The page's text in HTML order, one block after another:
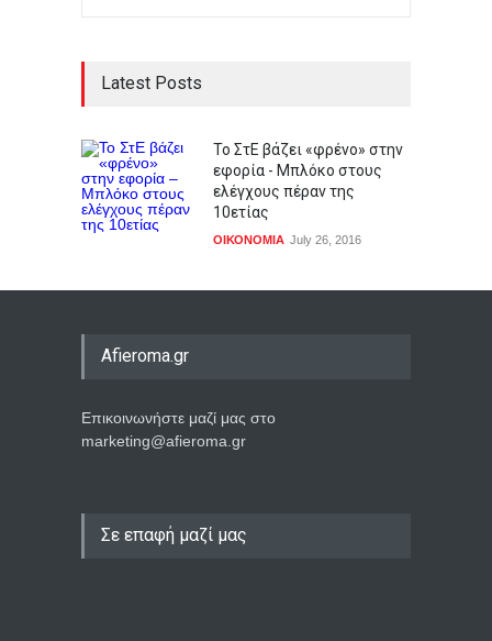
Latest Posts
To ΣτΕ βάζει «φρένο» στην
εφορία - Μπλόκο στους
ελέγχους πέραν της
10ετίας
ΟΙΚΟΝΟΜΙΑ July 26, 2016
Afieroma.gr
Επικοινωνήστε μαζί μας στο
marketing@afieroma.gr
Σε επαφή μαζί μας